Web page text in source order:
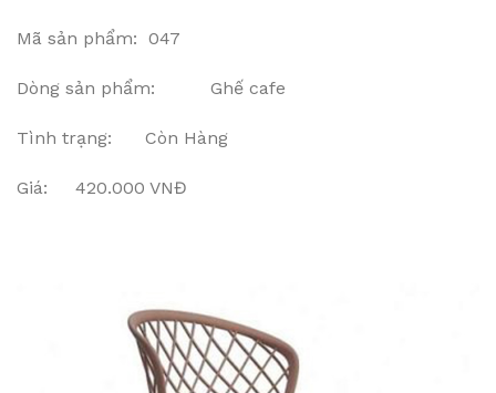
Mã sản phẩm: 047
Dòng sản phẩm: Ghế cafe
Tình trạng: Còn Hàng
Giá: 420.000 VNĐ